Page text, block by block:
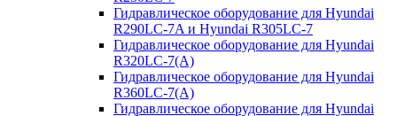
Гидравлическое оборудование для Hyundai
R290LC-7A и Hyundai R305LC-7
Гидравлическое оборудование для Hyundai
R320LC-7(A)
Гидравлическое оборудование для Hyundai
R360LC-7(A)
Гидравлическое оборудование для Hyundai